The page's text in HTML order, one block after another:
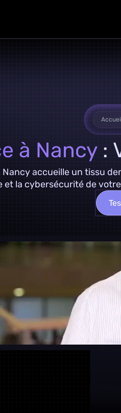
à Nancy :
accueille un tissu
et la cybersécurité de